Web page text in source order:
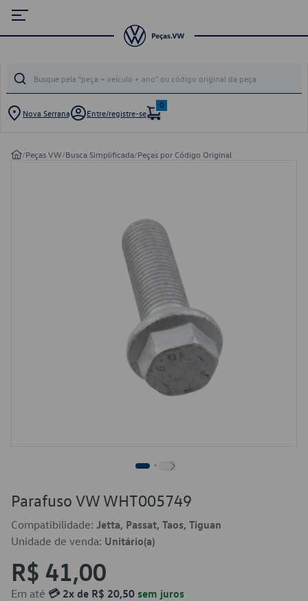
Nova Serrana Entre/registre-se
0
/Peças VW/Busca Simplificada/Peças por Código Original
Parafuso VW WHT005749
Compatibilidade: Jetta, Passat, Taos, Tiguan
Unidade de venda: Unitário(a)
R$ 41,00
Em até 💳 2x de R$ 20,50 sem juros